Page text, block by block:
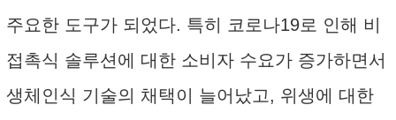
주요한 도구가 되었다. 특히 코로나19로 인해 비
접촉식 솔루션에 대한 소비자 수요가 증가하면서
생체인식 기술의 채택이 늘어났고, 위생에 대한